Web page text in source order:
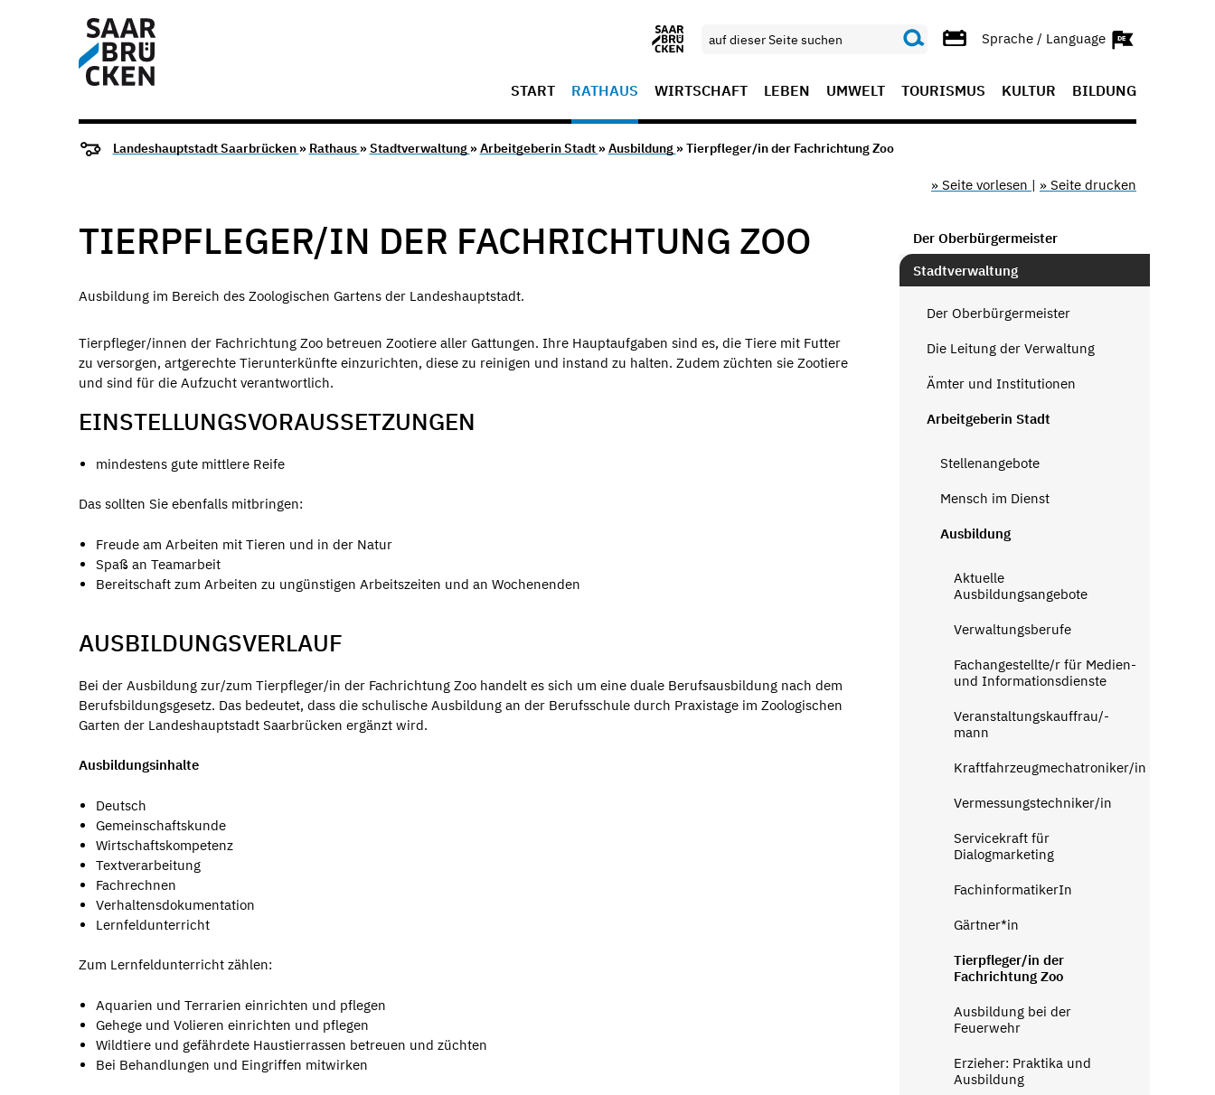
Sprache / Language
START RATHAUS WIRTSCHAFT LEBEN UMWELT TOURISMUS KULTUR BILDUNG
Landeshauptstadt Saarbrücken » Rathaus »Stadtverwaltung »Arbeitgeberin Stadt »Ausbildung » Tierpfleger/in der Fachrichtung Zoo
» Seite vorlesen | » Seite drucken
TIERPFLEGER/IN DER FACHRICHTUNG ZOO
Ausbildung im Bereich des Zoologischen Gartens der Landeshauptstadt.
Tierpfleger/innen der Fachrichtung Zoo betreuen Zootiere aller Gattungen. Ihre Hauptaufgaben sind es, die Tiere mit Futter
zu versorgen, artgerechte Tierunterkünfte einzurichten, diese zu reinigen und instand zu halten. Zudem züchten sie Zootiere
und sind für die Aufzucht verantwortlich.
EINSTELLUNGSVORAUSSETZUNGEN
mindestens gute mittlere Reife
Das sollten Sie ebenfalls mitbringen:
Freude am Arbeiten mit Tieren und in der Natur
Spaß an Teamarbeit
Bereitschaft zum Arbeiten zu ungünstigen Arbeitszeiten und an Wochenenden
AUSBILDUNGSVERLAUF
Bei der Ausbildung zur/zum Tierpfleger/in der Fachrichtung Zoo handelt es sich um eine duale Berufsausbildung nach dem
Berufsbildungsgesetz. Das bedeutet, dass die schulische Ausbildung an der Berufsschule durch Praxistage im Zoologischen
Garten der Landeshauptstadt Saarbrücken ergänzt wird.
Ausbildungsinhalte
Deutsch
Gemeinschaftskunde
Wirtschaftskompetenz
Textverarbeitung
Fachrechnen
Verhaltensdokumentation
Lernfeldunterricht
Zum Lernfeldunterricht zählen:
Aquarien und Terrarien einrichten und pflegen
Gehege und Volieren einrichten und pflegen
Wildtiere und gefährdete Haustierrassen betreuen und züchten
Bei Behandlungen und Eingriffen mitwirken
Der Oberbürgermeister
Stadtverwaltung
Der Oberbürgermeister
Die Leitung der Verwaltung
Ämter und Institutionen
Arbeitgeberin Stadt
Stellenangebote
Mensch im Dienst
Ausbildung
Aktuelle
Ausbildungsangebote
Verwaltungsberufe
Fachangestellte/r für Medien-
und Informationsdienste
Veranstaltungskauffrau/-
mann
Kraftfahrzeugmechatroniker/in
Vermessungstechniker/in
Servicekraft für
Dialogmarketing
FachinformatikerIn
Gärtner*in
Tierpfleger/in der
Fachrichtung Zoo
Ausbildung bei der
Feuerwehr
Erzieher: Praktika und
Ausbildung